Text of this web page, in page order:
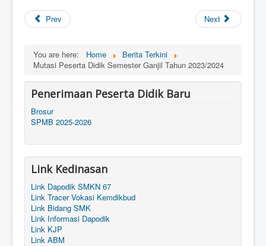
Prev Next
You are here: Home
Berita Terkini
Mutasi Peserta Didik Semester Ganjil Tahun 2023/2024
Penerimaan Peserta Didik Baru
Brosur
SPMB 2025-2026
Link Kedinasan
Link Dapodik SMKN 67
Link Tracer Vokasi Kemdikbud
Link Bidang SMK
Link Informasi Dapodik
Link KJP
Link ABM